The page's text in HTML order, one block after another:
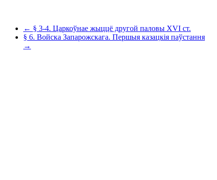
← § 3-4. Царкоўнае жыццё другой паловы XVI ст.
§ 6. Войска Запарожскага. Першыя казацкія паўстання
→